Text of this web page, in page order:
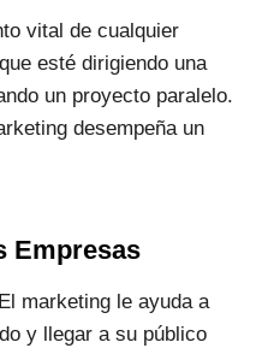
vital de cualquier
esté dirigiendo una
un proyecto paralelo.
desempeña un
Empresas
El marketing le ayuda a
y llegar a su público